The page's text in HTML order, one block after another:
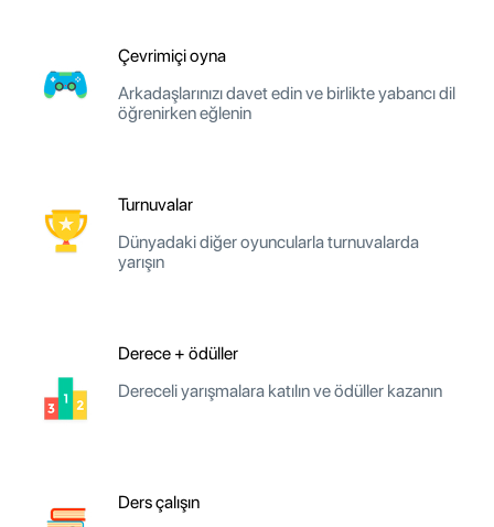
Çevrimiçi oyna
Arkadaşlarınızı davet edin ve birlikte yabancı dil
öğrenirken eğlenin
Turnuvalar
Dünyadaki diğer oyuncularla turnuvalarda
yarışın
Derece + ödüller
Dereceli yarışmalara katılın ve ödüller kazanın
Ders çalışın